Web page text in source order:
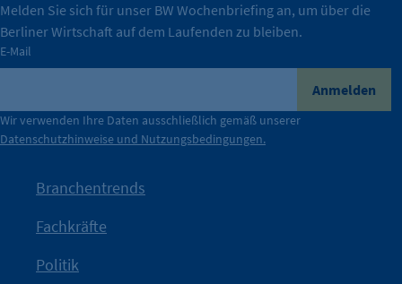
IHK?“wurde bewusst Neugier geweckt und Gespräche
mit Haltung.
Die Unternehmer stehen stellvertretend für die Vielfalt
der Berliner Wirtschaft.
Durch ihre Perspektiven wird deutlich, was der Claim
konkret bedeutet – und wie die IHK Berlin Unternehmen
tatsächlich unterstützt.
Melden Sie sich für unser BW Wochenbriefing an, um über die
Berliner Wirtschaft auf dem Laufenden zu bleiben.
E-Mail
Anmelden
Wir verwenden Ihre Daten ausschließlich gemäß unserer
Datenschutzhinweise und Nutzungsbedingungen.
Branchentrends
Fachkräfte
Politik